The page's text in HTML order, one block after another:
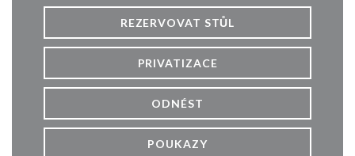
REZERVOVAT STŮL
PRIVATIZACE
ODNÉST
POUKAZY